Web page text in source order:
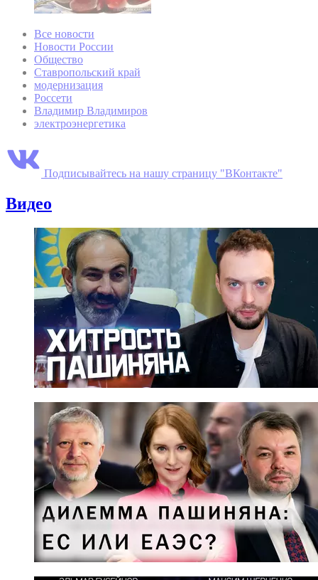
Все новости
Новости России
Общество
Ставропольский край
модернизация
Россети
Владимир Владимиров
электроэнергетика
Подписывайтесь на нашу страницу "ВКонтакте"
Видео